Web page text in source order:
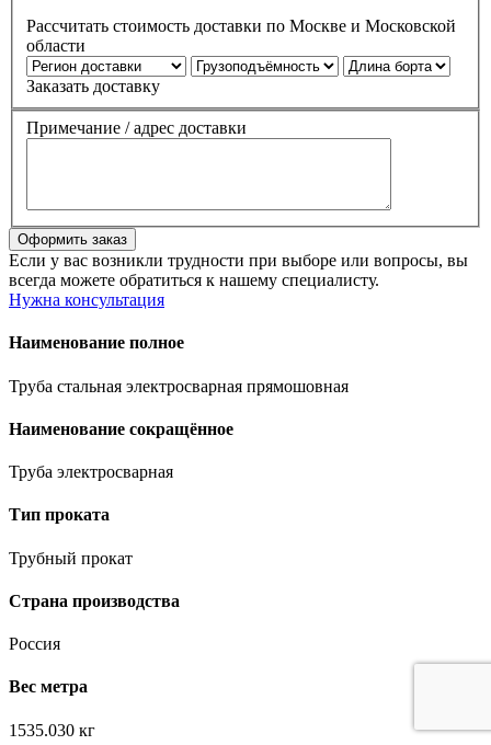
Рассчитать стоимость доставки по Москве и Московской
области
Заказать доставку
Примечание / адрес доставки
Если у вас возникли трудности при выборе или вопросы, вы
всегда можете обратиться к нашему специалисту.
Нужна консультация
Наименование полное
Труба стальная электросварная прямошовная
Наименование сокращённое
Труба электросварная
Тип проката
Трубный прокат
Страна производства
Россия
Вес метра
1535.030 кг